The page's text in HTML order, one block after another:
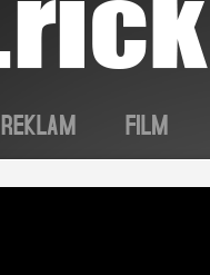
REKLAM FILM